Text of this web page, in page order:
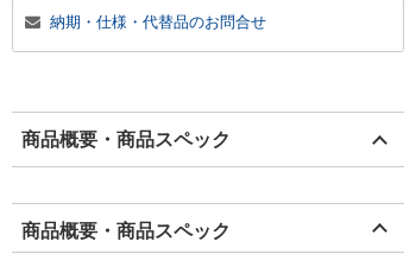
納期・仕様・代替品のお問合せ
商品概要・商品スペック
商品概要・商品スペック